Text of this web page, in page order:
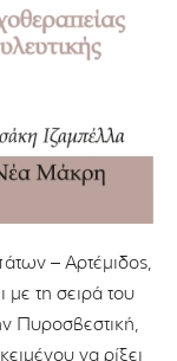
– Αρτέμιδος,
τη σειρά του
Πυροσβεστική,
να ρίξει